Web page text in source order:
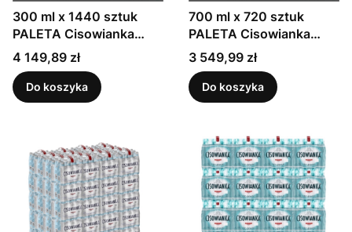
300 ml x 1440 sztuk
PALETA Cisowianka
Perlage Naturalna woda
mineralna musująca
Cena
4 149,89 zł
Do koszyka
700 ml x 720 sztuk
PALETA Cisowianka
Perlage Naturalna woda
mineralna musująca
niskosodowa
Cena
3 549,99 zł
Do koszyka